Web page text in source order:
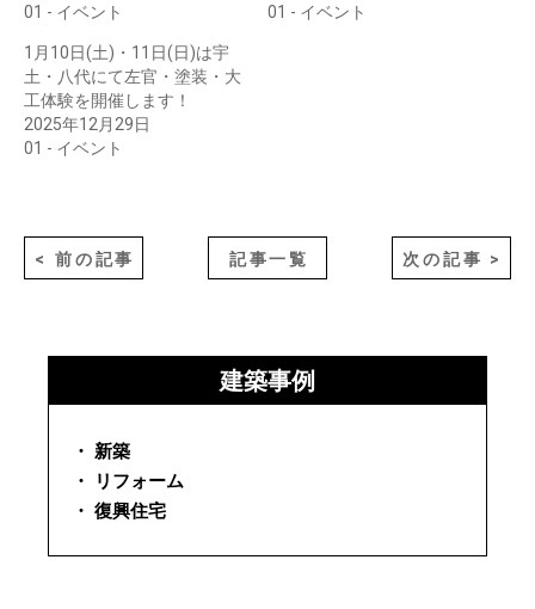
01 - イベント
01 - イベント
1月10日(土)・11日(日)は宇
土・八代にて左官・塗装・大
工体験を開催します！
2025年12月29日
01 - イベント
< 前の記事 記事一覧 次の記事 >
建築事例
・ 新築
・ リフォーム
・ 復興住宅